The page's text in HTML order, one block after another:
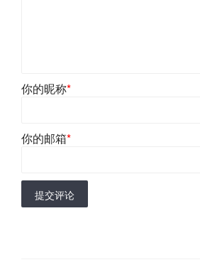
你的昵称*
你的邮箱*
提交评论